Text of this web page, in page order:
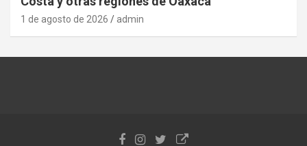
1 de agosto de 2026 admin